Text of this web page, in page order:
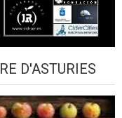
D'ASTURIES